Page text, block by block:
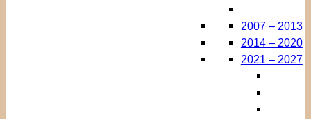
2007 – 2013
2014 – 2020
2021 – 2027